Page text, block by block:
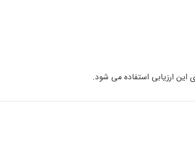
ارزیابی استفاده می شود.